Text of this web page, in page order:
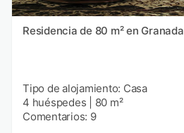
Residencia de 80 m² en Granada
Tipo de alojamiento: Casa
4 huéspedes
80 m²
Comentarios: 9